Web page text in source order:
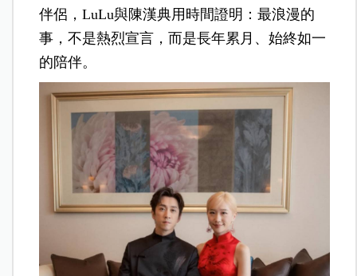
伴侶，LuLu與陳漢典用時間證明：最浪漫的
事，不是熱烈宣言，而是長年累月、始終如一
的陪伴。